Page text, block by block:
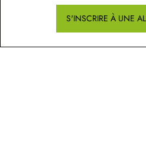
S'INSCRIRE À UNE